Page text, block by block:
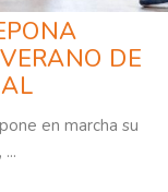
DE
en marcha su